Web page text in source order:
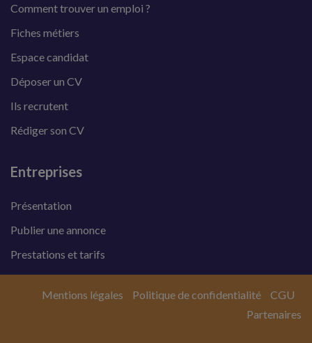
Comment trouver un emploi ?
Fiches métiers
Espace candidat
Déposer un CV
Ils recrutent
Rédiger son CV
Entreprises
Présentation
Publier une annonce
Prestations et tarifs
Mentions légales Politique de confidentialité
CGU
Partenaires